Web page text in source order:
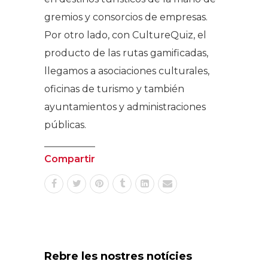
gremios y consorcios de empresas.
Por otro lado, con CultureQuiz, el
producto de las rutas gamificadas,
llegamos a asociaciones culturales,
oficinas de turismo y también
ayuntamientos y administraciones
públicas.
Compartir
Rebre les nostres notícies